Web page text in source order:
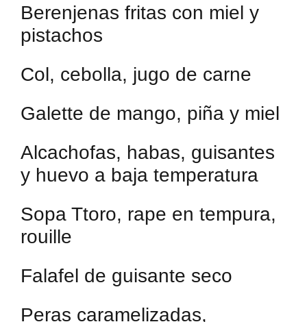
Berenjenas fritas con miel y
pistachos
Col, cebolla, jugo de carne
Galette de mango, piña y miel
Alcachofas, habas, guisantes
y huevo a baja temperatura
Sopa Ttoro, rape en tempura,
rouille
Falafel de guisante seco
Peras caramelizadas,